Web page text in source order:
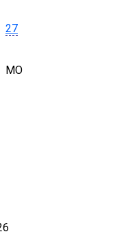
27
MO